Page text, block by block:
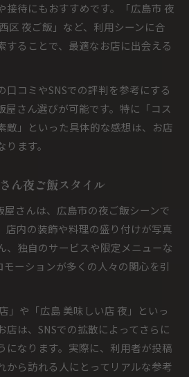
接待にもおすすめです。「広島市 夜
区 夜ご飯」など、利用シーンに合
することで、最適なお店に出会える
口コミやSNSでの評判を参考にする
屋さん選びが可能です。特に「コス
敵」といった具体的な感想は、お店
ます。
ん夜ご飯スタイル
屋さんは、広島市の夜ご飯シーンで
店内の装飾や料理の盛り付けが写真
、独自のサービスや限定メニューな
モーションが多くの人々の関心を引
」や「広島 美味しい店 夜」といっ
店は、SNSでの拡散によってさらに
になります。実際に、利用者が投稿
から訪れる人にとってリアルな参考